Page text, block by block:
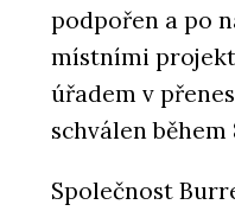
podpořen a po
místními
úřadem v
schválen během
Společnost